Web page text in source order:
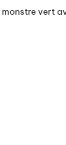
vert